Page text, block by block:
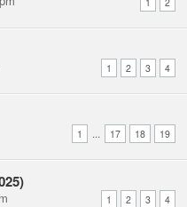
1 2 3 4
1 ... 17 18 19
1 2 3 4